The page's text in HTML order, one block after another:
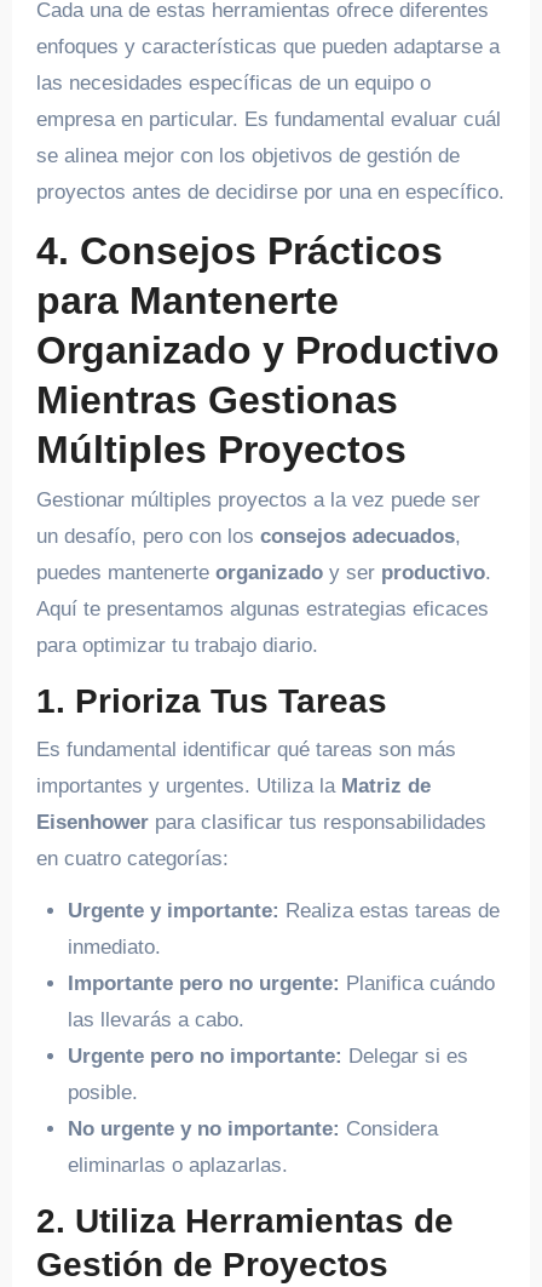
Cada una de estas herramientas ofrece diferentes
enfoques y características que pueden adaptarse a
las necesidades específicas de un equipo o
empresa en particular. Es fundamental evaluar cuál
se alinea mejor con los objetivos de gestión de
proyectos antes de decidirse por una en específico.
4. Consejos Prácticos
para Mantenerte
Organizado y Productivo
Mientras Gestionas
Múltiples Proyectos
Gestionar múltiples proyectos a la vez puede ser
un desafío, pero con los consejos adecuados,
puedes mantenerte organizadoy ser productivo.
Aquí te presentamos algunas estrategias eficaces
para optimizar tu trabajo diario.
1. Prioriza Tus Tareas
Es fundamental identificar qué tareas son más
importantes y urgentes. Utiliza la Matriz de
Eisenhowerpara clasificar tus responsabilidades
en cuatro categorías:
Urgente y importante: Realiza estas tareas de
inmediato.
Importante pero no urgente: Planifica cuándo
las llevarás a cabo.
Urgente pero no importante: Delegar si es
posible.
No urgente y no importante: Considera
eliminarlas o aplazarlas.
2. Utiliza Herramientas de
Gestión de Proyectos